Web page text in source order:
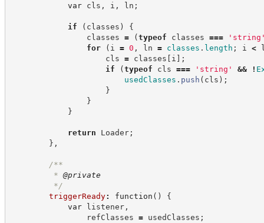
var cls , i , ln ;
if ( classes )
{
classes = (typeof classes === ' string
for
( i = 0 , ln = classes . length ; i <
cls = classes [ i ] ;
if
(typeof cls === ' string ' && !
usedClasses . push ( cls ) ;
}
}
}
return Loader;
} ,
/**
* @private
*/
triggerReady: function ( )
{
var listener,
refClasses = usedClasses ;